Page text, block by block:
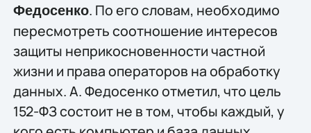
Федосенко. По его словам, необходимо
пересмотреть соотношение интересов
защиты неприкосновенности частной
жизни и права операторов на обработку
данных. А. Федосенко отметил, что цель
152-ФЗ состоит не в том, чтобы каждый, у